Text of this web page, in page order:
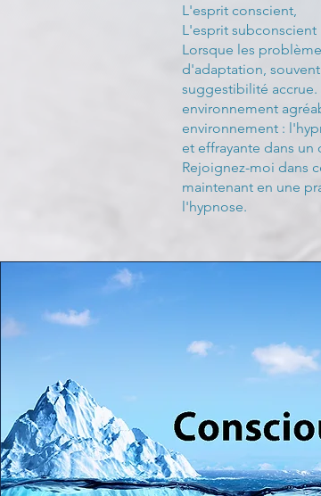
L'esprit conscient,
L'esprit subconscient
Lorsque les
d'adaptation,
suggestibilité
environnement
environnement :
et effrayante dans
Rejoignez-moi dans
maintenant en une
l'hypnose.